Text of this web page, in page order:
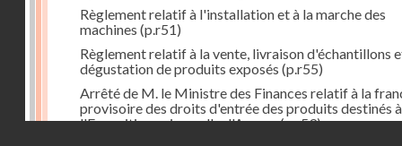
Règlement relatif à l'installation et à la marche des
machines (p.r51)
Règlement relatif à la vente, livraison d'échantillons
dégustation de produits exposés (p.r55)
Arrêté de M. le Ministre des Finances relatif à la
provisoire des droits d'entrée des produits destinés à
l'Exposition universelle d'Anvers(p.r59)